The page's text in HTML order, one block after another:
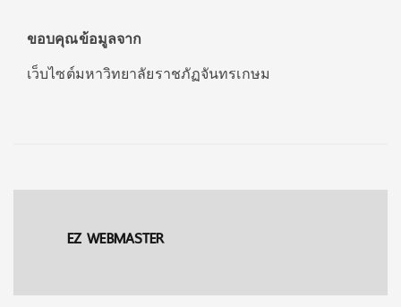
ขอบคุณข้อมูลจาก
เว็บไซต์มหาวิทยาลัยราชภัฏจันทรเกษม
EZ WEBMASTER